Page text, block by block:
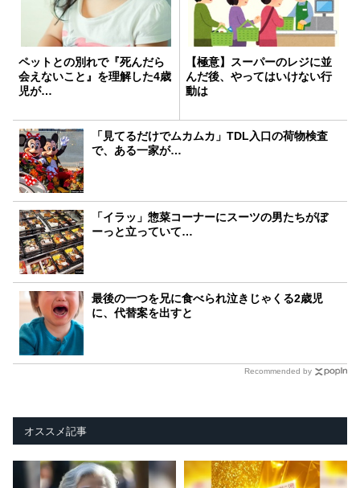
ペットとの別れで『死んだら
会えないこと』を理解した4歳
児が…
【極意】スーパーのレジに並
んだ後、やってはいけない行
動は
「見てるだけでムカムカ」TDL入口の荷物検査
で、ある一家が…
「イラッ」惣菜コーナーにスーツの男たちがぼ
ーっと立っていて…
最後の一つを兄に食べられ泣きじゃくる2歳児
に、代替案を出すと
Recommended by
オススメ記事